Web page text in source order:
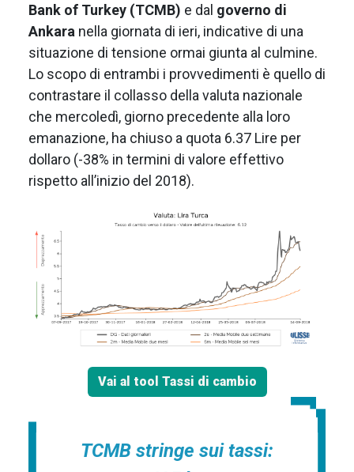
Bank of Turkey (TCMB) e dal governo di
Ankara nella giornata di ieri, indicative di una
situazione di tensione ormai giunta al culmine.
Lo scopo di entrambi i provvedimenti è quello di
contrastare il collasso della valuta nazionale
che mercoledì, giorno precedente alla loro
emanazione, ha chiuso a quota 6.37 Lire per
dollaro (-38% in termini di valore effettivo
rispetto all’inizio del 2018).
Vai al tool Tassi di cambio
TCMB stringe sui tassi: